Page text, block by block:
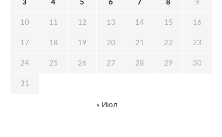
3 4 5 6 7 8 9
10 11 12 13 14 15 16
17 18 19 20 21 22 23
24 25 26 27 28 29 30
31
« Июл